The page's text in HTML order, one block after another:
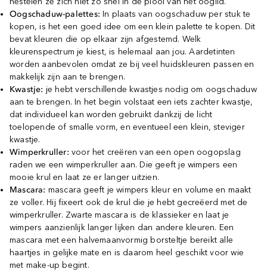
Oogschaduw-palettes: In plaats van oogschaduw per stuk te
kopen, is het een goed idee om een klein palette te kopen. Dit
bevat kleuren die op elkaar zijn afgestemd. Welk
kleurenspectrum je kiest, is helemaal aan jou. Aardetinten
worden aanbevolen omdat ze bij veel huidskleuren passen en
makkelijk zijn aan te brengen.
Kwastje: je hebt verschillende kwastjes nodig om oogschaduw
aan te brengen. In het begin volstaat een iets zachter kwastje,
dat individueel kan worden gebruikt dankzij de licht
toelopende of smalle vorm, en eventueel een klein, steviger
kwastje.
Wimperkruller: voor het creëren van een open oogopslag
raden we een wimperkruller aan. Die geeft je wimpers een
mooie krul en laat ze er langer uitzien.
Mascara: mascara geeft je wimpers kleur en volume en maakt
ze voller. Hij fixeert ook de krul die je hebt gecreëerd met de
wimperkruller. Zwarte mascara is de klassieker en laat je
wimpers aanzienlijk langer lijken dan andere kleuren. Een
mascara met een halvemaanvormig borsteltje bereikt alle
haartjes in gelijke mate en is daarom heel geschikt voor wie
met make-up begint.